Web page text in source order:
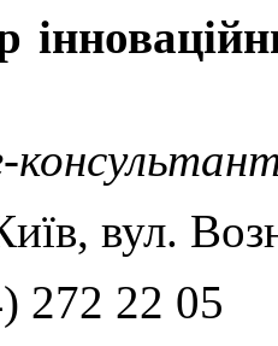
вул.
272 22 05